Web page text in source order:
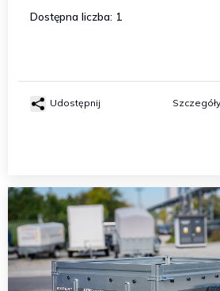
Dostępna liczba: 1
Udostępnij Szczegóły